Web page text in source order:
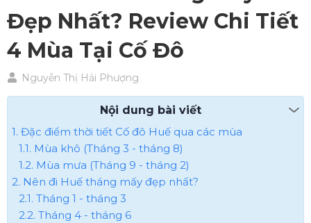
Đẹp Nhất? Review Chi Tiết
4 Mùa Tại Cố Đô
Nguyễn Thị Hải Phượng
Nội dung bài viết
1. Đặc điểm thời tiết Cố đô Huế qua các mùa
1.1. Mùa khô (Tháng 3 - tháng 8)
1.2. Mùa mưa (Tháng 9 - tháng 2)
2. Nên đi Huế tháng mấy đẹp nhất?
2.1. Tháng 1 - tháng 3
2.2. Tháng 4 - tháng 6